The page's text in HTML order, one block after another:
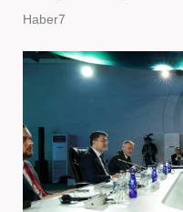
Haber7